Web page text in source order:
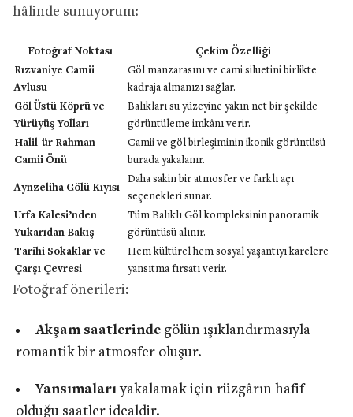
hâlinde sunuyorum:
Fotoğraf Noktası
Çekim Özelliği
Rızvaniye Camii
Avlusu
Göl manzarasını ve cami siluetini birlikte
kadraja almanızı sağlar.
Göl Üstü Köprü ve
Yürüyüş Yolları
Balıkları su yüzeyine yakın net bir şekilde
görüntüleme imkânı verir.
Halil-ür Rahman
Camii Önü
Camii ve göl birleşiminin ikonik görüntüsü
burada yakalanır.
Aynzeliha Gölü Kıyısı
Daha sakin bir atmosfer ve farklı açı
seçenekleri sunar.
Urfa Kalesi’nden
Yukarıdan Bakış
Tüm Balıklı Göl kompleksinin panoramik
görüntüsü alınır.
Tarihi Sokaklar ve
Çarşı Çevresi
Hem kültürel hem sosyal yaşantıyı karelere
yansıtma fırsatı verir.
Fotoğraf önerileri:
Akşam saatlerindegölün ışıklandırmasıyla
romantik bir atmosfer oluşur.
Yansımalarıyakalamak için rüzgârın hafif
olduğu saatler idealdir.